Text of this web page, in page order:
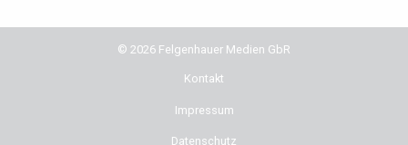
© 2026 Felgenhauer Medien GbR
Kontakt
Impressum
Datenschutz